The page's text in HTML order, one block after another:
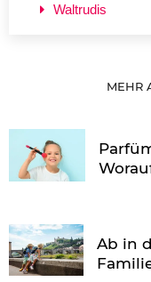
Waltrudis
MEHR
Ab in